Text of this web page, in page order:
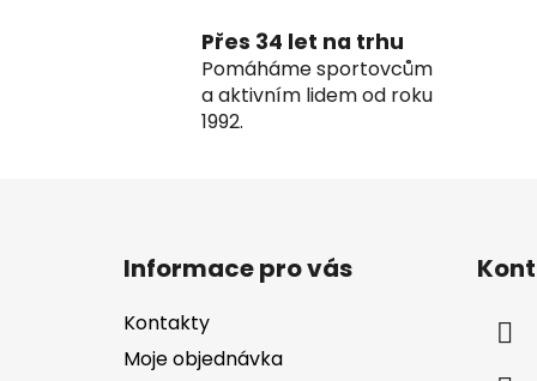
Přes 34 let na trhu
Pomáháme sportovcům
a aktivním lidem od roku
1992.
Informace pro vás
Kontakty
Moje objednávka